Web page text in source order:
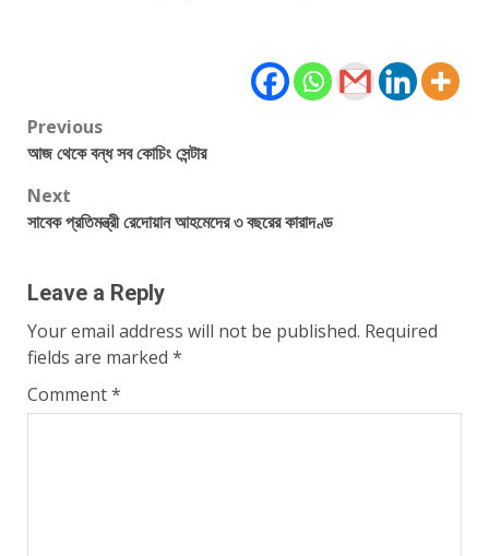
Post
navigation
Previous
আজ থেকে বন্ধ সব কোচিং সেন্টার
Next
সাবেক প্রতিমন্ত্রী রেদোয়ান আহমেদের ৩ বছরের কারাদণ্ড
Leave a Reply
Your email address will not be published. Required
fields are marked *
Comment*